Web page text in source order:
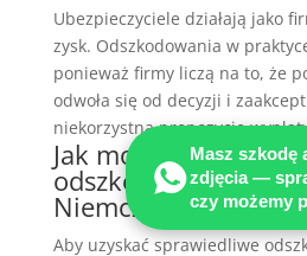
Ubezpieczyciele działają jako
zysk. Odszkodowania w
ponieważ firmy liczą na to, że
odwoła się od decyzji i
niekorzystną propozycję
Jak możemy uzyskać
odszkodowanie po
Niemczech?
Aby uzyskać sprawiedliwe
Masz szkodę
zdjęcia —
czy możemy